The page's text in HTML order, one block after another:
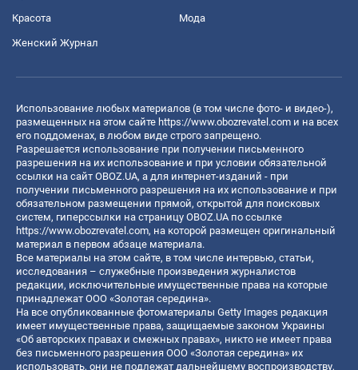
Красота Мода
Женский Журнал
Использование любых материалов (в том числе фото- и видео-),
размещенных на этом сайте https://www.obozrevatel.com и на всех
его поддоменах, в любом виде строго запрещено.
Разрешается использование при получении письменного
разрешения на их использование и при условии обязательной
ссылки на сайт OBOZ.UA, а для интернет-изданий - при
получении письменного разрешения на их использование и при
обязательном размещении прямой, открытой для поисковых
систем, гиперссылки на страницу OBOZ.UA по ссылке
https://www.obozrevatel.com, на которой размещен оригинальный
материал в первом абзаце материала.
Все материалы на этом сайте, в том числе интервью, статьи,
исследования – служебные произведения журналистов
редакции, исключительные имущественные права на которые
принадлежат ООО «Золотая середина».
На все опубликованные фотоматериалы Getty Images редакция
имеет имущественные права, защищаемые законом Украины
«Об авторских правах и смежных правах», никто не имеет права
без письменного разрешения ООО «Золотая середина» их
использовать, они не подлежат дальнейшему воспроизводству,